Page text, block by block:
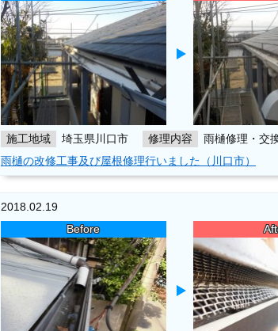
施工地域 埼玉県川口市 修理内容
雨樋修理・交
雨樋の改修工事及び屋根修理行いました（川口市）
2018.02.19
Before